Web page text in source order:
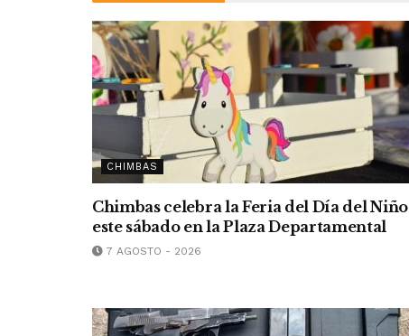
CHIMBAS
Chimbas celebra la Feria del Día del Niño
este sábado en la Plaza Departamental
7 AGOSTO - 2026